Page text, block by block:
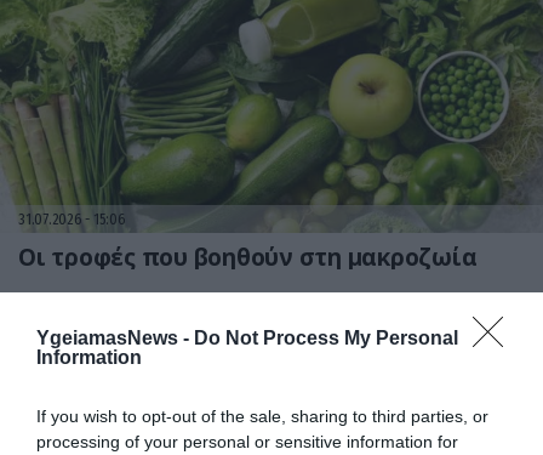
YgeiamasNews - Do Not Process My Personal
Information
If you wish to opt-out of the sale, sharing to third parties, or
processing of your personal or sensitive information for
31.07.2026 15:06
Οι τροφές που βοηθούν στη μακροζωία